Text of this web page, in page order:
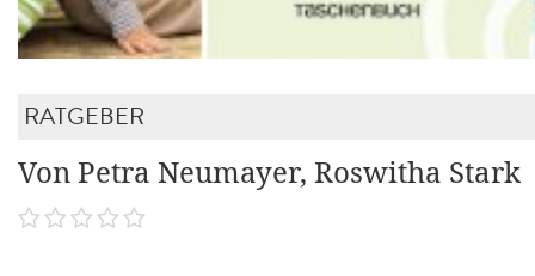
RATGEBER
Von Petra Neumayer, Roswitha Stark